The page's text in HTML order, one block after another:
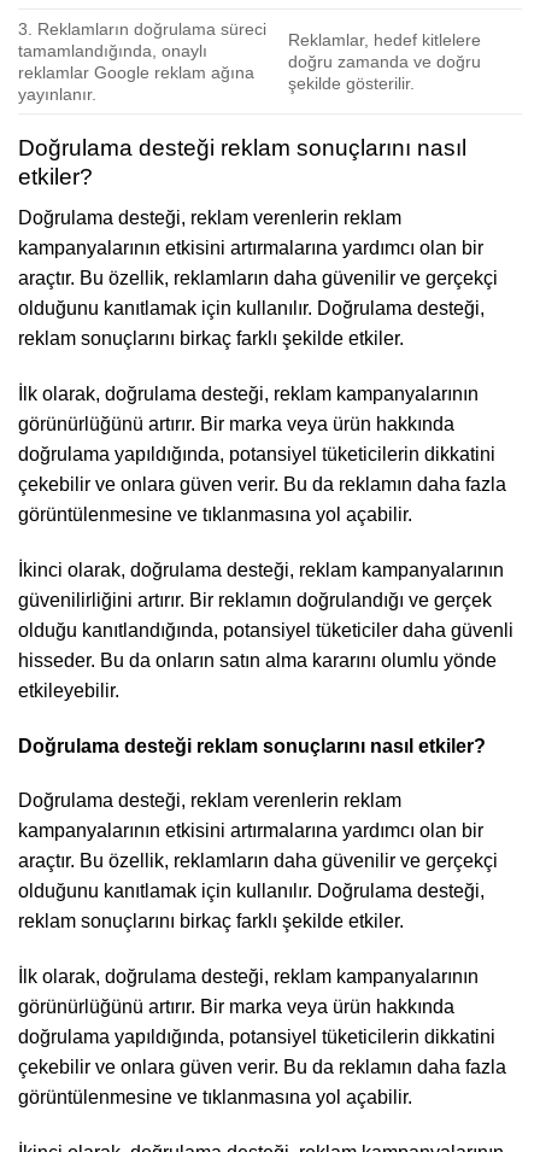
3. Reklamların doğrulama süreci
tamamlandığında, onaylı
reklamlar Google reklam ağına
yayınlanır.
Reklamlar, hedef kitlelere
doğru zamanda ve doğru
şekilde gösterilir.
Doğrulama desteği reklam sonuçlarını nasıl
etkiler?
Doğrulama desteği, reklam verenlerin reklam
kampanyalarının etkisini artırmalarına yardımcı olan bir
araçtır. Bu özellik, reklamların daha güvenilir ve gerçekçi
olduğunu kanıtlamak için kullanılır. Doğrulama desteği,
reklam sonuçlarını birkaç farklı şekilde etkiler.
İlk olarak, doğrulama desteği, reklam kampanyalarının
görünürlüğünü artırır. Bir marka veya ürün hakkında
doğrulama yapıldığında, potansiyel tüketicilerin dikkatini
çekebilir ve onlara güven verir. Bu da reklamın daha fazla
görüntülenmesine ve tıklanmasına yol açabilir.
İkinci olarak, doğrulama desteği, reklam kampanyalarının
güvenilirliğini artırır. Bir reklamın doğrulandığı ve gerçek
olduğu kanıtlandığında, potansiyel tüketiciler daha güvenli
hisseder. Bu da onların satın alma kararını olumlu yönde
etkileyebilir.
Doğrulama desteği reklam sonuçlarını nasıl etkiler?
Doğrulama desteği, reklam verenlerin reklam
kampanyalarının etkisini artırmalarına yardımcı olan bir
araçtır. Bu özellik, reklamların daha güvenilir ve gerçekçi
olduğunu kanıtlamak için kullanılır. Doğrulama desteği,
reklam sonuçlarını birkaç farklı şekilde etkiler.
İlk olarak, doğrulama desteği, reklam kampanyalarının
görünürlüğünü artırır. Bir marka veya ürün hakkında
doğrulama yapıldığında, potansiyel tüketicilerin dikkatini
çekebilir ve onlara güven verir. Bu da reklamın daha fazla
görüntülenmesine ve tıklanmasına yol açabilir.